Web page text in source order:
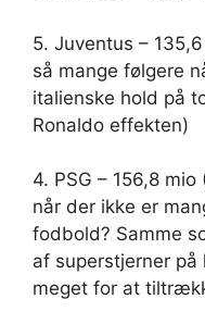
5. Juventus –
så mange følgere
italienske hold på
Ronaldo effekten)
4. PSG – 156,8
når der ikke er
fodbold? Samme
af superstjerner
meget for at